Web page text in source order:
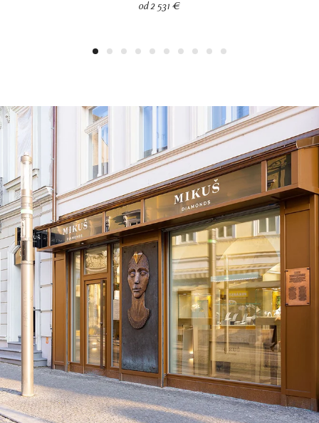
od 2 531 €
1 2 3 4 5 6 7 8 9 10